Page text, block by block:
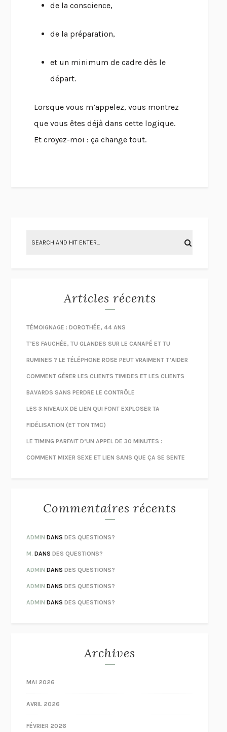
de la conscience,
de la préparation,
et un minimum de cadre dès le
départ.
Lorsque vous m’appelez, vous montrez
que vous êtes déjà dans cette logique.
Et croyez-moi : ça change tout.
Articles récents
TÉMOIGNAGE : DOROTHÉE, 44 ANS
T’ES FAUCHÉE, TU GLANDES SUR LE CANAPÉ ET TU
RUMINES ? LE TÉLÉPHONE ROSE PEUT VRAIMENT T’AIDER
COMMENT GÉRER LES CLIENTS TIMIDES ET LES CLIENTS
BAVARDS SANS PERDRE LE CONTRÔLE
LES 3 NIVEAUX DE LIEN QUI FONT EXPLOSER TA
FIDÉLISATION (ET TON TMC)
LE TIMING PARFAIT D’UN APPEL DE 30 MINUTES :
COMMENT MIXER SEXE ET LIEN SANS QUE ÇA SE SENTE
Commentaires récents
ADMIN DANSDES QUESTIONS?
M. DANSDES QUESTIONS?
ADMIN DANSDES QUESTIONS?
ADMIN DANSDES QUESTIONS?
ADMIN DANSDES QUESTIONS?
Archives
MAI 2026
AVRIL 2026
FÉVRIER 2026